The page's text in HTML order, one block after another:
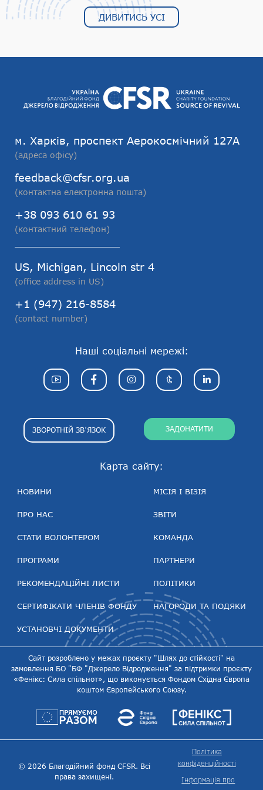
ДИВИТИСЬ УСІ
м. Харків, проспект Аерокосмічний 127А
(адреса офісу)
feedback@cfsr.org.ua
(контактна електронна пошта)
+38 093 610 61 93
(контактний телефон)
US, Michigan, Lincoln str 4
(office address in US)
+1 (947) 216-8584
(contact number)
Карта сайту:
НОВИНИ
ПРО НАС
СТАТИ ВОЛОНТЕРОМ
ПРОГРАМИ
РЕКОМЕНДАЦІЙНІ ЛИСТИ
СЕРТИФІКАТИ ЧЛЕНІВ ФОНДУ
УСТАНОВЧІ ДОКУМЕНТИ
МІСІЯ І ВІЗІЯ
ЗВІТИ
КОМАНДА
ПАРТНЕРИ
ПОЛІТИКИ
НАГОРОДИ ТА ПОДЯКИ
Наші соціальні мережі:
ЗВОРОТНІЙ ЗВ’ЯЗОК ЗАДОНАТИТИ
Сайт розроблено у межах проєкту "Шлях до стійкості" на
замовлення БО "БФ "Джерело Відродження" за підтримки проєкту
«Фенікс: Сила спільнот», що виконується Фондом Східна Європа
коштом Європейського Союзу.
© 2026 Благодійний фонд CFSR. Всі
права захищені.
Політика
конфіденційності
Інформація про